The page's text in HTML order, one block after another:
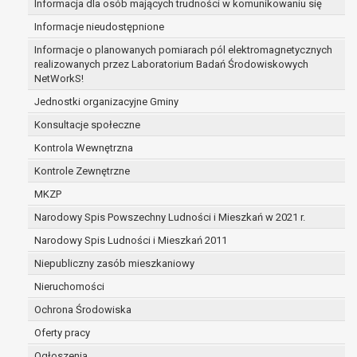
Informacja dla osób mających trudności w komunikowaniu się
Informacje nieudostępnione
Informacje o planowanych pomiarach pól elektromagnetycznych
realizowanych przez Laboratorium Badań Środowiskowych
NetWorkS!
Jednostki organizacyjne Gminy
Konsultacje społeczne
Kontrola Wewnętrzna
Kontrole Zewnętrzne
MKZP
Narodowy Spis Powszechny Ludności i Mieszkań w 2021 r.
Narodowy Spis Ludności i Mieszkań 2011
Niepubliczny zasób mieszkaniowy
Nieruchomości
Ochrona Środowiska
Oferty pracy
zabezpieczenia ewentualnych roszczeń, a w
przypadku wyrażenia zgody na przetwarzanie
danych po zakończeniu i rozliczeniu umowy, do
czasu wycofania tej zgody.
Ponadto w przypadku umów o dofinansowanie
dane osobowe od momentu pozyskania
przechowywane są przez okres wynikający z
umowy o dofinansowanie zawartej między
beneficjentem a określoną instytucją, trwałości
danego projektu i konieczności zachowania
dokumentacji projektu do celów kontrolnych.
W związku z przetwarzaniem przez
administratora danych osobowych przysługuje
Pani/Panu:
prawo dostępu do treści danych oraz
otrzymywania ich kopii na podstawie art. 15
RODO;
prawo do żądania sprostowania danych na
w przypadku gdy: